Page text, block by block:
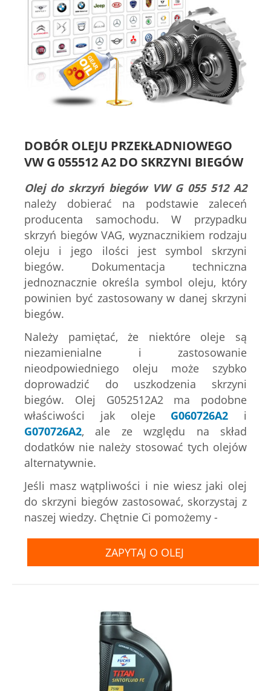
DOBÓR OLEJU PRZEKŁADNIOWEGO
VW G 055512 A2 DO SKRZYNI BIEGÓW
Olej do skrzyń biegów VW G 055 512 A2
należy dobierać na podstawie zaleceń
producenta samochodu. W przypadku
skrzyń biegów VAG, wyznacznikiem rodzaju
oleju i jego ilości jest symbol skrzyni
biegów. Dokumentacja techniczna
jednoznacznie określa symbol oleju, który
powinien być zastosowany w danej skrzyni
biegów.
Należy pamiętać, że niektóre oleje są
niezamienialne i zastosowanie
nieodpowiedniego oleju może szybko
doprowadzić do uszkodzenia skrzyni
biegów. Olej G052512A2 ma podobne
właściwości jak oleje G060726A2 i
G070726A2, ale ze względu na skład
dodatków nie należy stosować tych olejów
alternatywnie.
Jeśli masz wątpliwości i nie wiesz jaki olej
do skrzyni biegów zastosować, skorzystaj z
naszej wiedzy. Chętnie Ci pomożemy -
ZAPYTAJ O OLEJ